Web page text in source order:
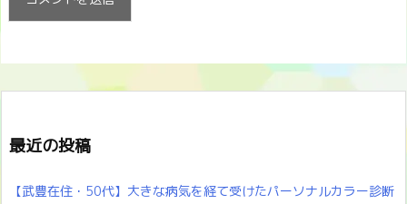
最近の投稿
【武豊在住・50代】大きな病気を経て受けたパーソナルカラー診断